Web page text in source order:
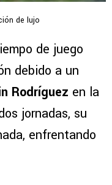
de lujo
de juego
debido a un
Rodríguez en la
jornadas, su
enfrentando